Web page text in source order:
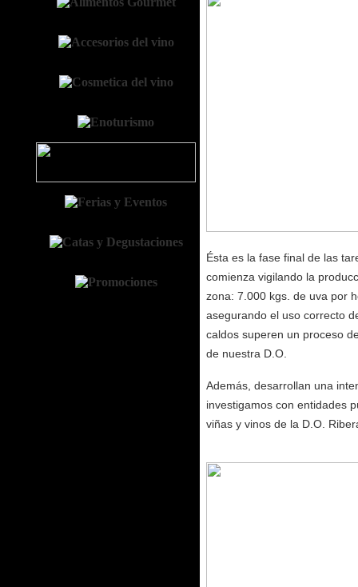
Ésta es la fase final de las
comienza vigilando la
zona: 7.000 kgs. de uva por
asegurando el uso correcto
caldos superen un proceso
de nuestra D.O.
Además, desarrollan una
investigamos con entidades
viñas y vinos de la D.O.